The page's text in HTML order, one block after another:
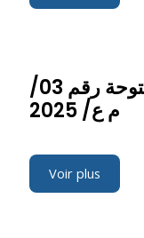
اعلان عن مناقصة وطنية مفتوحة رقم 03/
م ع/ 2025
Voir plus